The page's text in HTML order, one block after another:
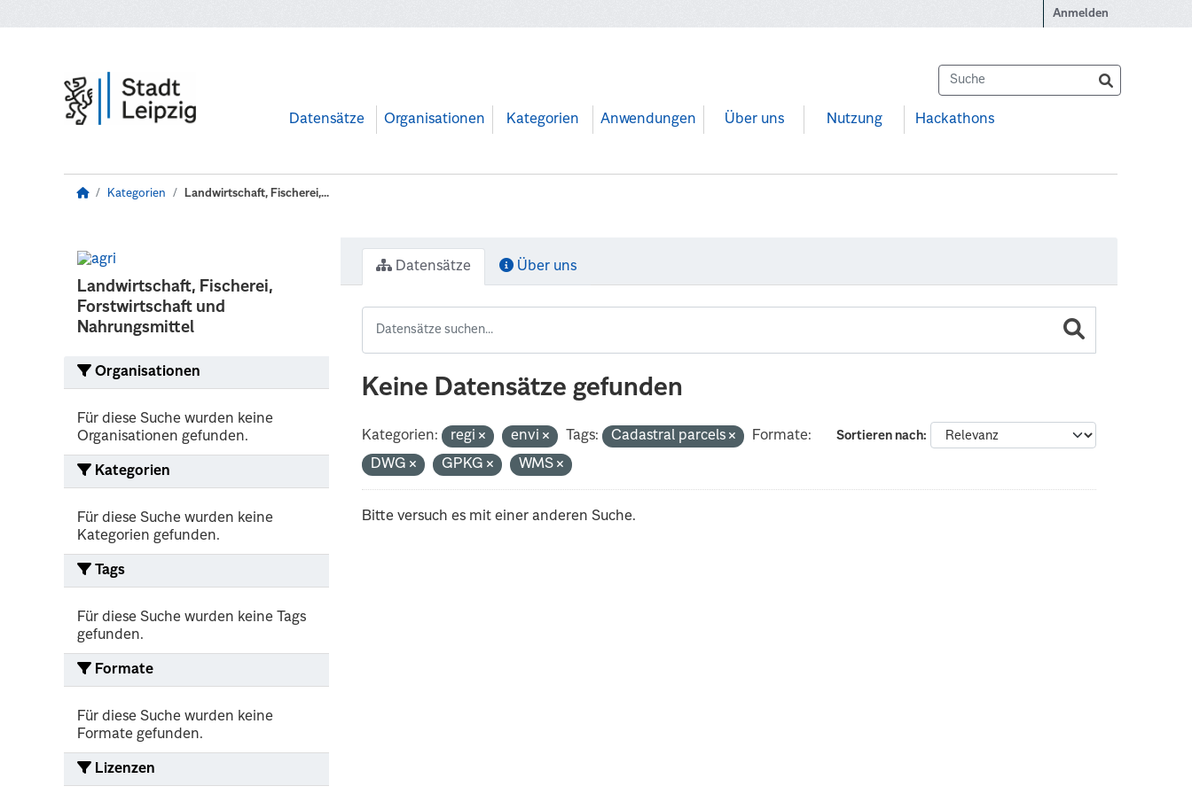
Anmelden
Datensätze Organisationen Kategorien Anwendungen Über uns Nutzung Hackathons
Kategorien Landwirtschaft, Fischerei,...
Landwirtschaft, Fischerei,
Forstwirtschaft und
Nahrungsmittel
Organisationen
Für diese Suche wurden keine
Organisationen gefunden.
Kategorien
Für diese Suche wurden keine
Kategorien gefunden.
Tags
Für diese Suche wurden keine Tags
gefunden.
Formate
Für diese Suche wurden keine
Formate gefunden.
Lizenzen
Datensätze Über uns
Keine Datensätze gefunden
Sortieren nach
Kategorien: regi envi Tags: Cadastral parcels
Formate:
DWG
GPKG WMS
Bitte versuch es mit einer anderen Suche.